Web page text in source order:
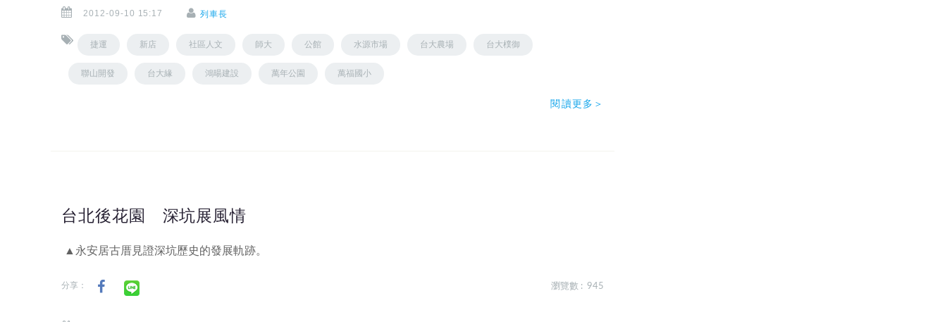
2012-09-10 15:17 列車長
捷運 新店 社區人文 師大 公館 水源市場 台大農場 台大樸御
聯山開發 台大緣 鴻暘建設 萬年公園 萬福國小
閱讀更多＞
台北後花園 深坑展風情
▲永安居古厝見證深坑歷史的發展軌跡。
分享： 瀏覽數 : 945